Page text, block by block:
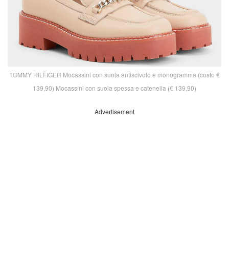
TOMMY HILFIGER Mocassini con suola antiscivolo e monogramma (costo €
139,90) Mocassini con suola spessa e catenella (€ 139,90)
Advertisement